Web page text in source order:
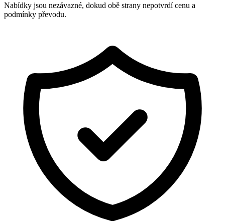
Nabídky jsou nezávazné, dokud obě strany nepotvrdí cenu a
podmínky převodu.